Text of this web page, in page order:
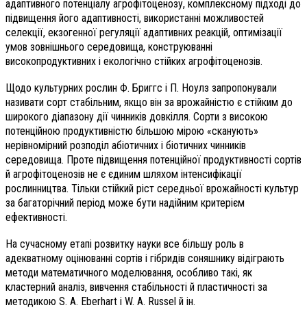
адаптивного потенціалу агрофітоценозу, комплексному підході до
підвищення його адаптивності, використанні можливостей
селекції, екзогенної регуляції адаптивних реакцій, оптимізації
умов зовнішнього середовища, конструюванні
високопродуктивних і екологічно стійких агрофітоценозів.
Щодо культурних рослин Ф. Бриггс і П. Ноулз запропонували
називати сорт стабільним, якщо він за врожайністю є стійким до
широкого діапазону дії чинників довкілля. Сорти з високою
потенційною продуктивністю більшою мірою «сканують»
нерівномірний розподіл абіотичних і біотичних чинників
середовища. Проте підвищення потенційної продуктивності сортів
й агрофітоценозів не є єдиним шляхом інтенсифікації
рослинництва. Тільки стійкий ріст середньої врожайності культур
за багаторічний період може бути надійним критерієм
ефективності.
На сучасному етапі розвитку науки все більшу роль в
адекватному оцінюванні сортів і гібридів соняшнику відіграють
методи математичного моделювання, особливо такі, як
кластерний аналіз, вивчення стабільності й пластичності за
методикою S. A. Eberhart і W. A. Russel й ін.